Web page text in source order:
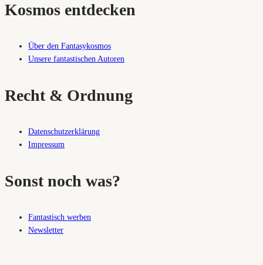
Kosmos entdecken
Über den Fantasykosmos
Unsere fantastischen Autoren
Recht & Ordnung
Datenschutzerklärung
Impressum
Sonst noch was?
Fantastisch werben
Newsletter